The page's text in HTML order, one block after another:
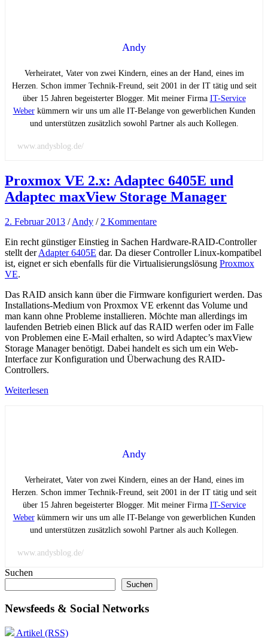
Andy
Verheiratet, Vater von zwei Kindern, eines an der Hand, eines im
Herzen. Schon immer Technik-Freund, seit 2001 in der IT tätig und seit
über 15 Jahren begeisterter Blogger. Mit meiner Firma IT-Service
Weberkümmern wir uns um alle IT-Belange von gewerblichen Kunden
und unterstützen zusätzlich sowohl Partner als auch Kollegen.
www.andysblog.de/
Proxmox VE 2.x: Adaptec 6405E und
Adaptec maxView Storage Manager
2. Februar 2013 /Andy /2 Kommentare
Ein recht günstiger Einstieg in Sachen Hardware-RAID-Controller
stellt derAdapter 6405E dar. Da dieser Controller Linux-kompatibel
ist, eignet er sich ebenfalls für die Virtualisierungslösung Proxmox
VE.
Das RAID ansich kann über die Firmware konfiguriert werden. Das
Installations-Medium von Proxmox VE erkennt das Volume und
man kann ohne Probleme installieren. Möchte man allerdings im
laufenden Betrieb einen Blick auf das RAID werfen oder im Falle
von Problemen eine E-Mail erhalten, so wird Adaptec’s maxView
Storage Manager benötigt. Dabei handelt es sich um ein Web-
Interface zur Konfiguration und Überwachung des RAID-
Controllers.
Weiterlesen
Andy
Verheiratet, Vater von zwei Kindern, eines an der Hand, eines im
Herzen. Schon immer Technik-Freund, seit 2001 in der IT tätig und seit
über 15 Jahren begeisterter Blogger. Mit meiner Firma IT-Service
Weberkümmern wir uns um alle IT-Belange von gewerblichen Kunden
und unterstützen zusätzlich sowohl Partner als auch Kollegen.
www.andysblog.de/
Suchen
Suchen
Newsfeeds & Social Networks
Artikel (RSS)